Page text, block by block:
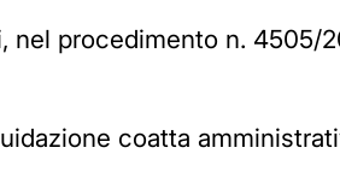
nel procedimento n. 4505/
coatta